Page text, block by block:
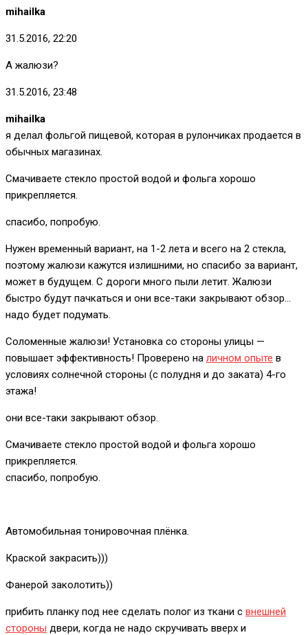
mihailka
31.5.2016, 22:20
А жалюзи?
31.5.2016, 23:48
mihailka
я делал фольгой пищевой, которая в рулончиках продается в
обычных магазинах.
Смачиваете стекло простой водой и фольга хорошо
прикрепляется.
спасибо, попробую.
Нужен временный вариант, на 1-2 лета и всего на 2 стекла,
поэтому жалюзи кажутся излишними, но спасибо за вариант,
может в будущем. С дороги много пыли летит. Жалюзи
быстро будут пачкаться и они все-таки закрывают обзор…
надо будет подумать.
Соломенные жалюзи! Установка со стороны улицы —
повышает эффективность! Проверено на личном опыте в
условиях солнечной стороны (с полудня и до заката) 4-го
этажа!
они все-таки закрывают обзор.
Смачиваете стекло простой водой и фольга хорошо
прикрепляется.
спасибо, попробую.
Автомобильная тонировочная плёнка.
Краской закрасить)))
Фанерой заколотить))
прибить планку под нее сделать полог из ткани с внешней
стороны двери, когда не надо скручивать вверх и